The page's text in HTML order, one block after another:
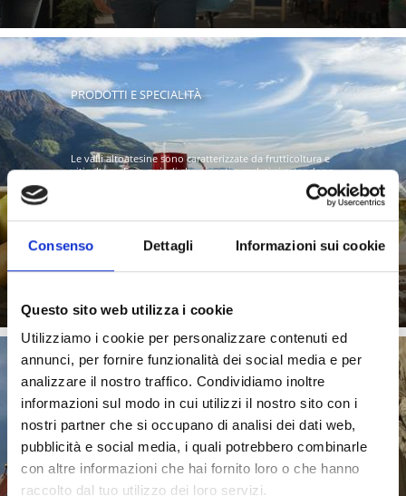
Consenso Dettagli Informazioni sui cookie
Questo sito web utilizza i cookie
Utilizziamo i cookie per personalizzare contenuti ed
annunci, per fornire funzionalità dei social media e per
analizzare il nostro traffico. Condividiamo inoltre
informazioni sul modo in cui utilizzi il nostro sito con i
nostri partner che si occupano di analisi dei dati web,
pubblicità e social media, i quali potrebbero combinarle
con altre informazioni che hai fornito loro o che hanno
raccolto dal tuo utilizzo dei loro servizi.
PRODOTTI E SPECIALITÀ
Le valli altoatesine sono caratterizzate da frutticoltura e
viticoltura. Ecco quindi che vigneti e meleti si estendono
CULTURA & ARTE